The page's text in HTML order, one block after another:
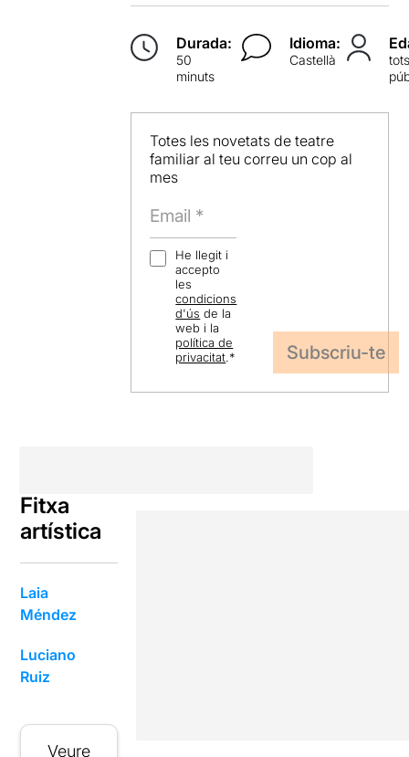
Durada:
50
minuts
Idioma:
Castellà
Totes les novetats de teatre
familiar al teu correu un cop al
mes
He llegit i
accepto
les
condicions
d'ús de la
web i la
política de
privacitat.*
Fitxa
artística
Laia
Méndez
Luciano
Ruiz
Veure